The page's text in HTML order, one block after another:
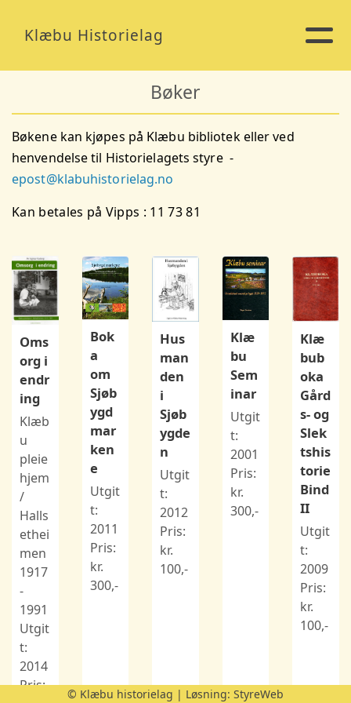
Klæbu Historielag
Bøker
Bøkene kan kjøpes på Klæbu bibliotek eller ved
henvendelse til Historielagets styre -
epost@klabuhistorielag.no
Kan betales på Vipps : 11 73 81
Oms
org i
endr
ing
Klæb
u
pleie
hjem
/
Halls
ethei
men
1917
-
1991
Utgit
t:
2014
Pris:
Bok
a
om
Sjøb
ygd
mar
ken
e
Utgit
t:
2011
Pris:
kr.
300,-
Hus
man
den
i
Sjøb
ygde
n
Utgit
t:
2012
Pris:
kr.
100,-
Klæ
bu
Sem
inar
Utgit
t:
2001
Pris:
kr.
300,-
Klæ
bub
oka
Gård
s- og
Slek
tshis
torie
Bind
II
Utgit
t:
2009
Pris:
kr.
100,-
© Klæbu historielag | Løsning: StyreWeb